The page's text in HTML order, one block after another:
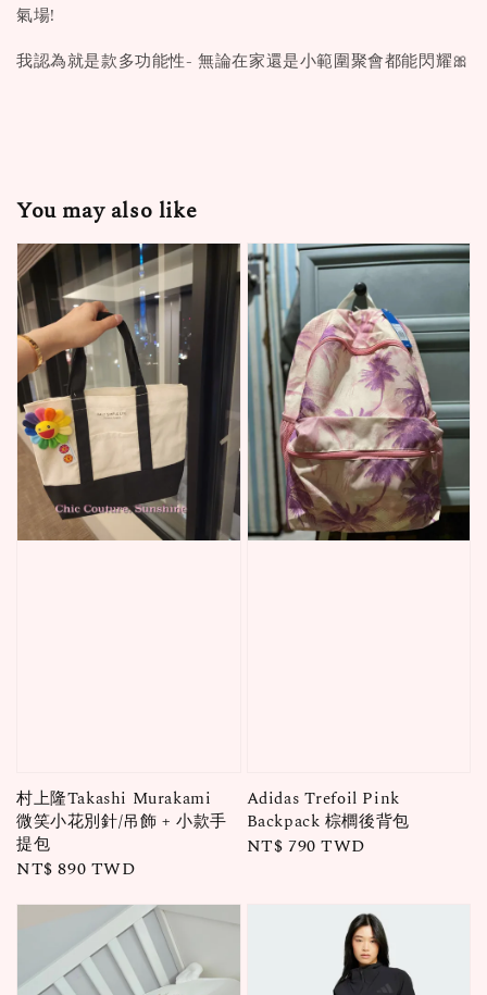
氣場!
我認為就是款多功能性- 無論在家還是小範圍聚會都能閃耀🎀
You may also like
村上隆Takashi Murakami
微笑小花別針/吊飾 + 小款手
提包
Regular
NT$ 890 TWD
Adidas Trefoil Pink
Backpack 棕櫚後背包
Regular
NT$ 790 TWD